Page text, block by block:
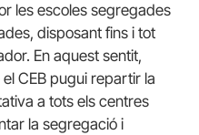
les escoles segregades
disposant fins i tot
En aquest sentit,
CEB pugui repartir la
a tots els centres
la segregació i